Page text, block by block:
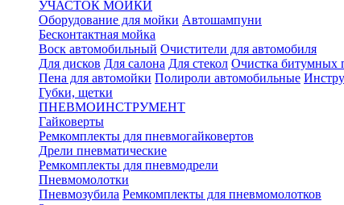
УЧАСТОК МОЙКИ
Оборудование для мойки Автошампуни
Бесконтактная мойка
Воск автомобильный Очистители для автомобиля
Для дисков Для салона Для стекол Очистка битумных
Пена для автомойки Полироли автомобильные
Губки, щетки
ПНЕВМОИНСТРУМЕНТ
Гайковерты
Ремкомплекты для пневмогайковертов
Дрели пневматические
Ремкомплекты для пневмодрели
Пневмомолотки
Пневмозубила Ремкомплекты для пневмомолотков